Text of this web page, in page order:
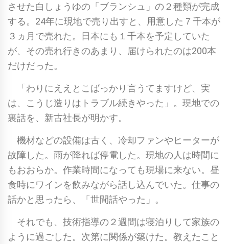
させた白しょうゆの「ブランシュ」の２種類が完成
する。24年に現地で売り出すと、用意した７千本が
３ヵ月で売れた。日本にも１千本を予定していた
が、その売れ行きのあまり、届けられたのは200本
だけだった。
「わりにええとこばっかり言うてますけど、実
は、こうじ造りはトラブル続きやった」。現地での
裏話を、新古社長が明かす。
機材などの設備は古く、冷却ファンやヒーターが
故障した。雨が降れば停電した。現地の人は時間に
もおおらか。作業時間になっても現場に来ない。昼
食時にワインを飲みながら話し込んでいた。仕事の
話かと思ったら、「世間話やった」。
それでも、技術指導の２週間は寝泊りして家族の
ように過ごした。次第に関係が築けた。教えたこと